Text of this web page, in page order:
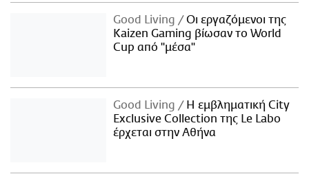
Good Living
Οι εργαζόμενοι της
Kaizen Gaming βίωσαν το World
Cup από "μέσα"
Good Living
Η εμβληματική City
Exclusive Collection της Le Labo
έρχεται στην Αθήνα